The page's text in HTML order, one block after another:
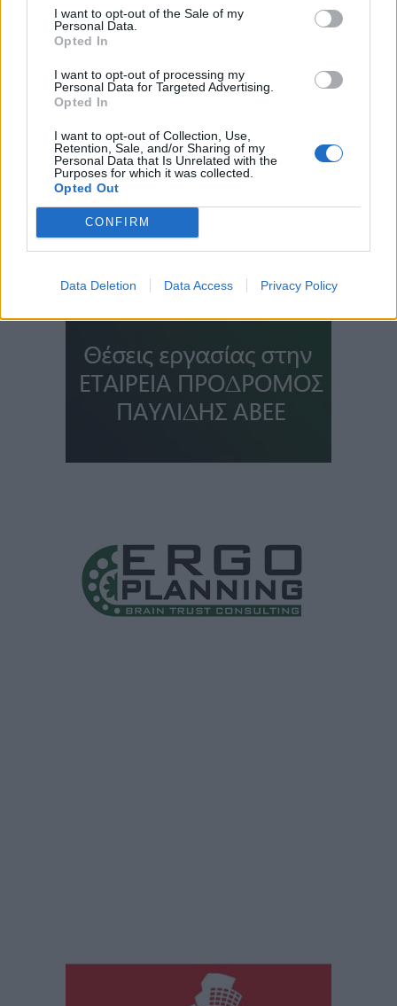
I want to opt-out of the Sale of my
Personal Data.
Opted In
I want to opt-out of processing my
Personal Data for Targeted Advertising.
Opted In
I want to opt-out of Collection, Use,
Retention, Sale, and/or Sharing of my
Personal Data that Is Unrelated with the
Purposes for which it was collected.
Opted Out
CONFIRM
Data Deletion Data Access Privacy Policy